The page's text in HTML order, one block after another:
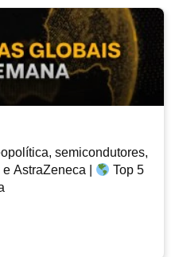
semicondutores,
AstraZeneca |
Top 5